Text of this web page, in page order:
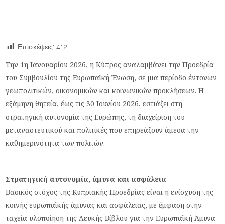
Επισκέψεις: 412
Την 1η Ιανουαρίου 2026, η Κύπρος αναλαμβάνει την Προεδρία
του Συμβουλίου της Ευρωπαϊκή Ένωση, σε μια περίοδο έντονων
γεωπολιτικών, οικονομικών και κοινωνικών προκλήσεων. Η
εξάμηνη θητεία, έως τις 30 Ιουνίου 2026, εστιάζει στη
στρατηγική αυτονομία της Ευρώπης, τη διαχείριση του
μεταναστευτικού και πολιτικές που επηρεάζουν άμεσα την
καθημερινότητα των πολιτών.
Στρατηγική αυτονομία, άμυνα και ασφάλεια
Βασικός στόχος της Κυπριακής Προεδρίας είναι η ενίσχυση της
κοινής ευρωπαϊκής άμυνας και ασφάλειας, με έμφαση στην
ταχεία υλοποίηση της Λευκής Βίβλου για την Ευρωπαϊκή Άμυνα